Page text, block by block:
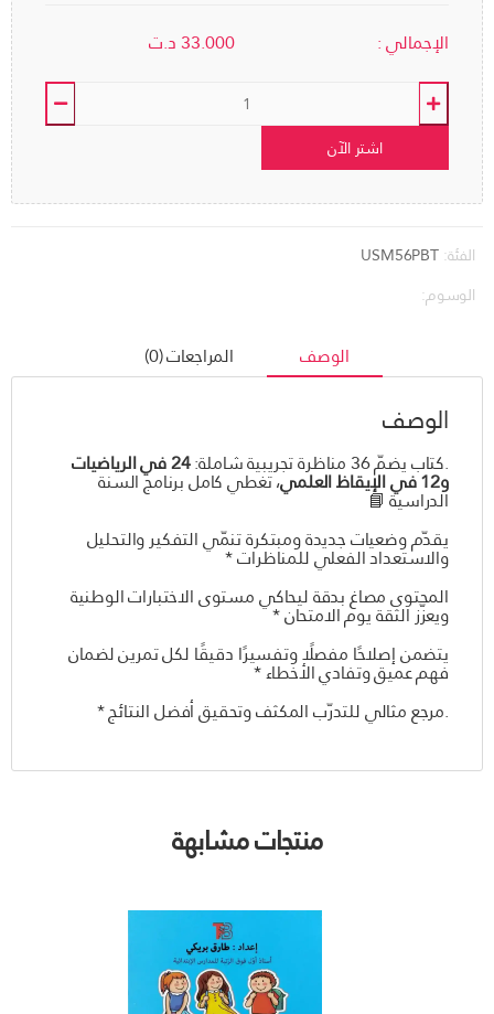
الإجمالي : 33.000د.ت
اشتر الآن
الفئة:USM56PBT
الوسوم:
الوصف المراجعات (0)
الوصف
.كتاب يضمّ 36 مناظرة تجريبية شاملة: 24 في الرياضيات
و12 في الإيقاظ العلمي ، تغطي كامل برنامج السنة
الدراسية 📘
يقدّم وضعيات جديدة ومبتكرة تنمّي التفكير والتحليل
والاستعداد الفعلي للمناظرات *
المحتوى مصاغ بدقة ليحاكي مستوى الاختبارات الوطنية
ويعزّز الثقة يوم الامتحان *
يتضمن إصلاحًا مفصلًا وتفسيرًا دقيقًا لكل تمرين لضمان
فهم عميق وتفادي الأخطاء *
.مرجع مثالي للتدرّب المكثف وتحقيق أفضل النتائج *
منتجات مشابهة